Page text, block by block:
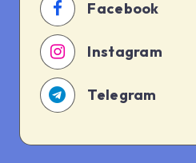
Facebook
Instagram
Telegram